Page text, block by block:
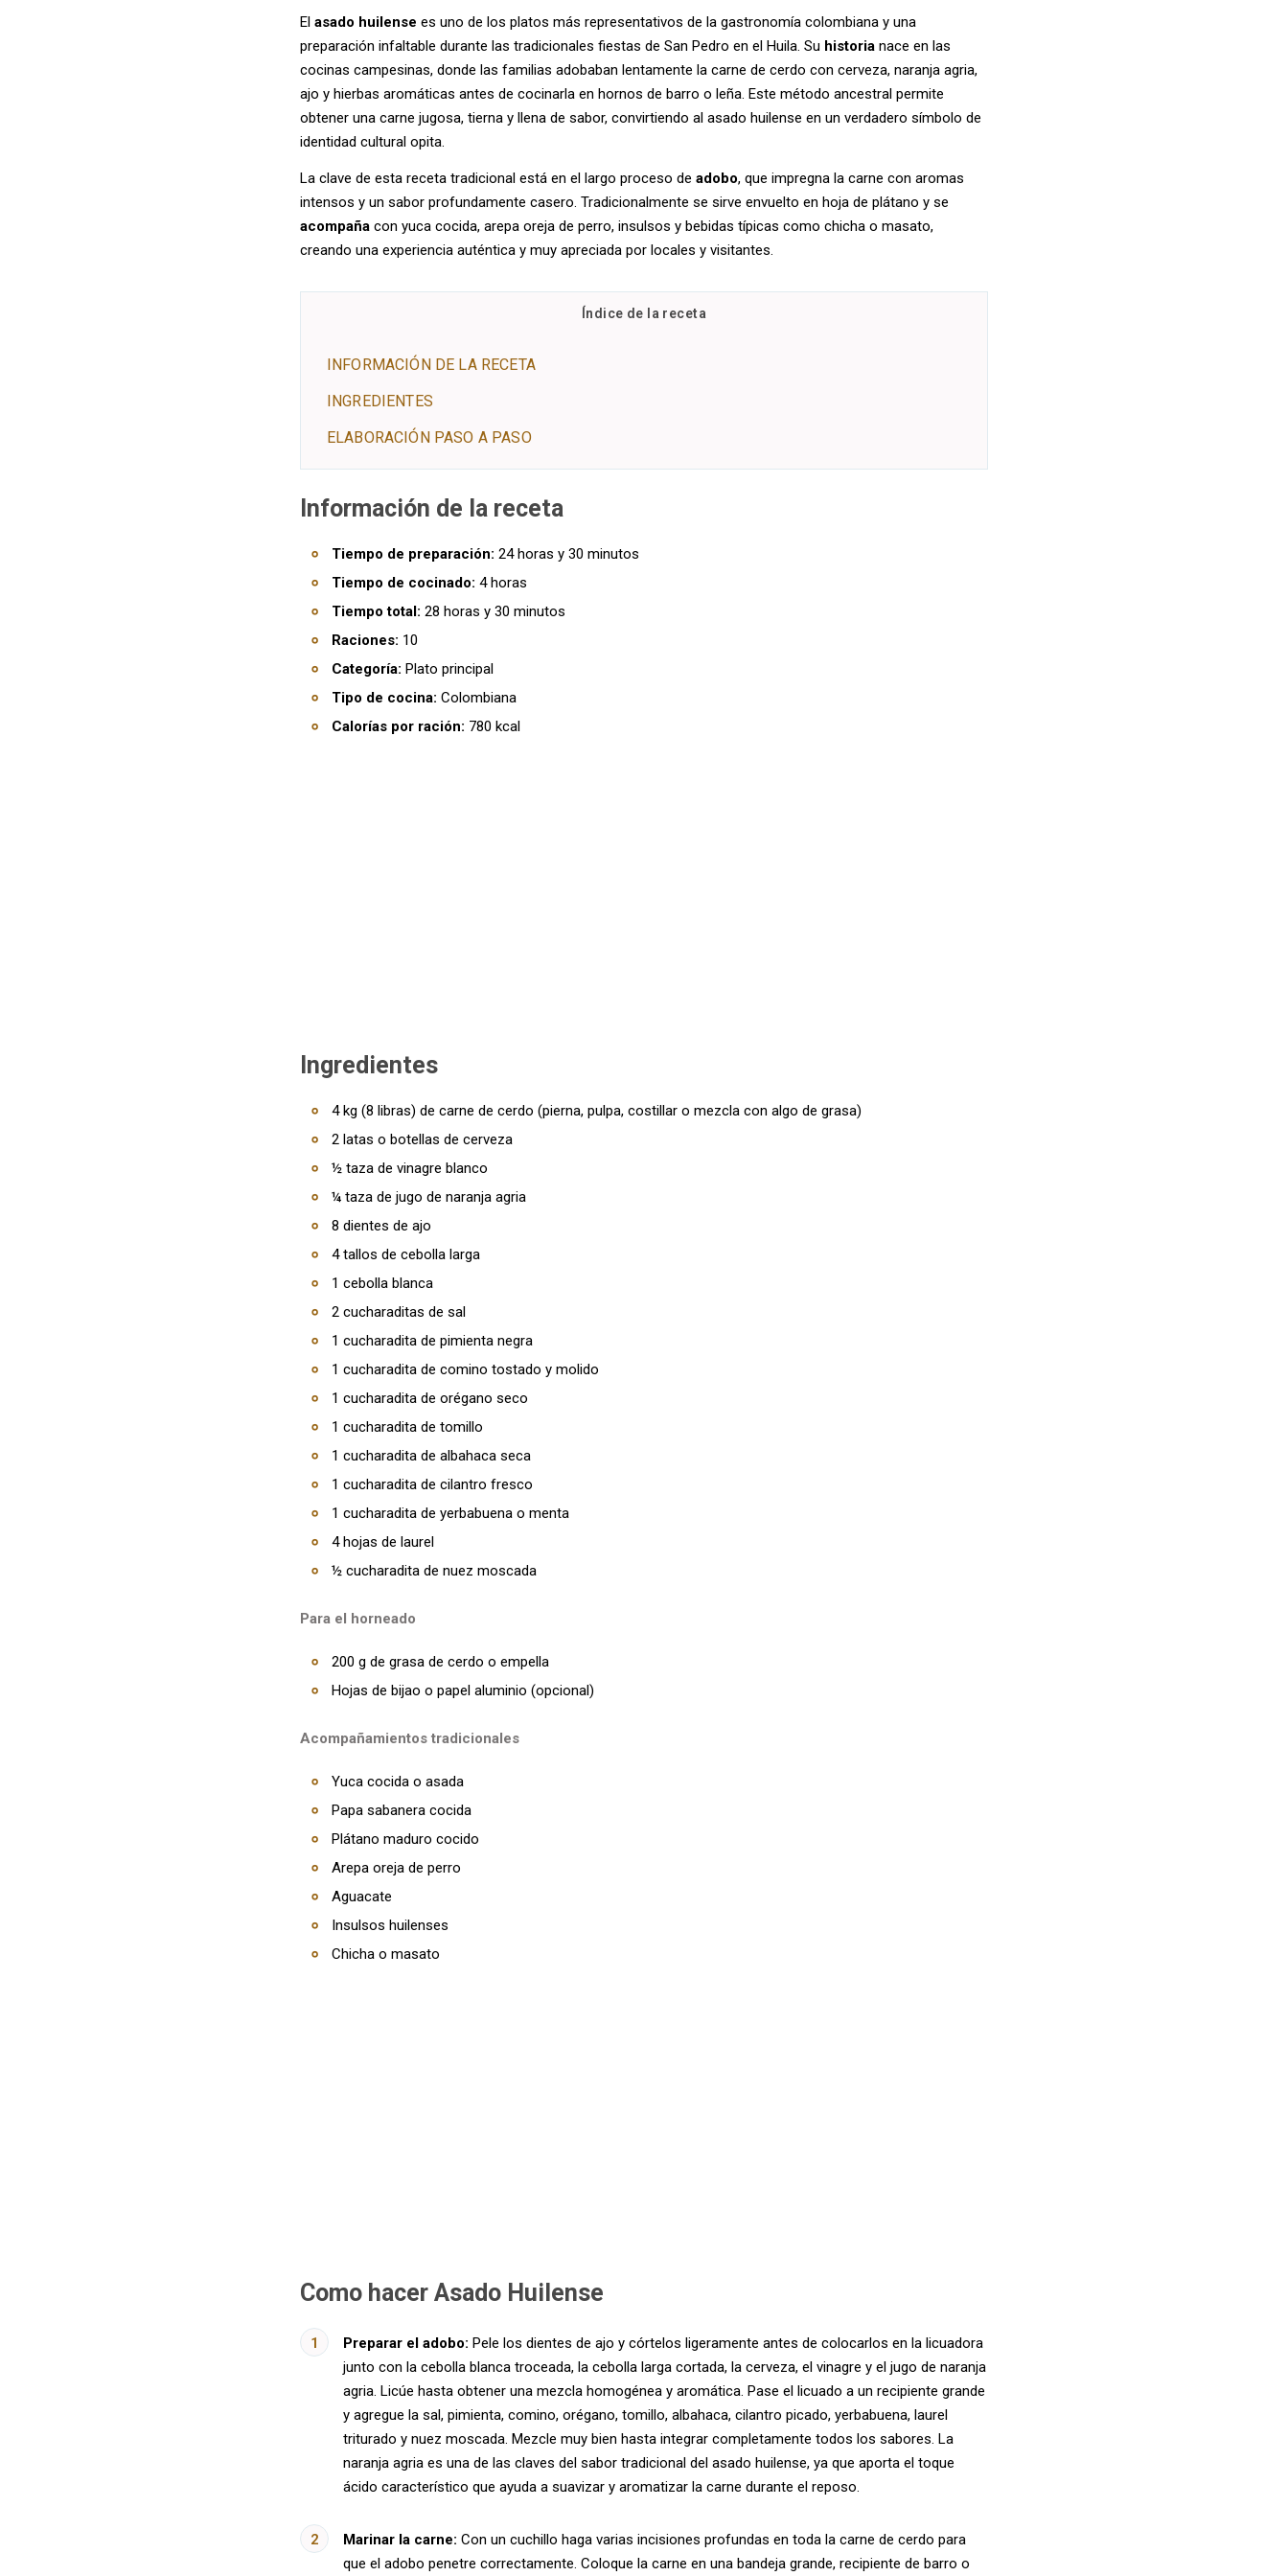
El asado huilense es uno de los platos más representativos de la gastronomía colombiana y una
preparación infaltable durante las tradicionales fiestas de San Pedro en el Huila. Su historia nace en las
cocinas campesinas, donde las familias adobaban lentamente la carne de cerdo con cerveza, naranja agria,
ajo y hierbas aromáticas antes de cocinarla en hornos de barro o leña. Este método ancestral permite
obtener una carne jugosa, tierna y llena de sabor, convirtiendo al asado huilense en un verdadero símbolo de
identidad cultural opita.
La clave de esta receta tradicional está en el largo proceso de adobo, que impregna la carne con aromas
intensos y un sabor profundamente casero. Tradicionalmente se sirve envuelto en hoja de plátano y se
acompaña con yuca cocida, arepa oreja de perro, insulsos y bebidas típicas como chicha o masato,
creando una experiencia auténtica y muy apreciada por locales y visitantes.
Índice de la receta
INFORMACIÓN DE LA RECETA
INGREDIENTES
ELABORACIÓN PASO A PASO
Información de la receta
Tiempo de preparación: 24 horas y 30 minutos
Tiempo de cocinado: 4 horas
Tiempo total: 28 horas y 30 minutos
Raciones: 10
Categoría: Plato principal
Tipo de cocina: Colombiana
Calorías por ración: 780 kcal
Ingredientes
4 kg (8 libras) de carne de cerdo (pierna, pulpa, costillar o mezcla con algo de grasa)
2 latas o botellas de cerveza
½ taza de vinagre blanco
¼ taza de jugo de naranja agria
8 dientes de ajo
4 tallos de cebolla larga
1 cebolla blanca
2 cucharaditas de sal
1 cucharadita de pimienta negra
1 cucharadita de comino tostado y molido
1 cucharadita de orégano seco
1 cucharadita de tomillo
1 cucharadita de albahaca seca
1 cucharadita de cilantro fresco
1 cucharadita de yerbabuena o menta
4 hojas de laurel
½ cucharadita de nuez moscada
Para el horneado
200 g de grasa de cerdo o empella
Hojas de bijao o papel aluminio (opcional)
Acompañamientos tradicionales
Yuca cocida o asada
Papa sabanera cocida
Plátano maduro cocido
Arepa oreja de perro
Aguacate
Insulsos huilenses
Chicha o masato
Como hacer Asado Huilense
Preparar el adobo: Pele los dientes de ajo y córtelos ligeramente antes de colocarlos en la licuadora
junto con la cebolla blanca troceada, la cebolla larga cortada, la cerveza, el vinagre y el jugo de naranja
agria. Licúe hasta obtener una mezcla homogénea y aromática. Pase el licuado a un recipiente grande
y agregue la sal, pimienta, comino, orégano, tomillo, albahaca, cilantro picado, yerbabuena, laurel
triturado y nuez moscada. Mezcle muy bien hasta integrar completamente todos los sabores. La
naranja agria es una de las claves del sabor tradicional del asado huilense, ya que aporta el toque
ácido característico que ayuda a suavizar y aromatizar la carne durante el reposo.
Marinar la carne: Con un cuchillo haga varias incisiones profundas en toda la carne de cerdo para
que el adobo penetre correctamente. Coloque la carne en una bandeja grande, recipiente de barro o